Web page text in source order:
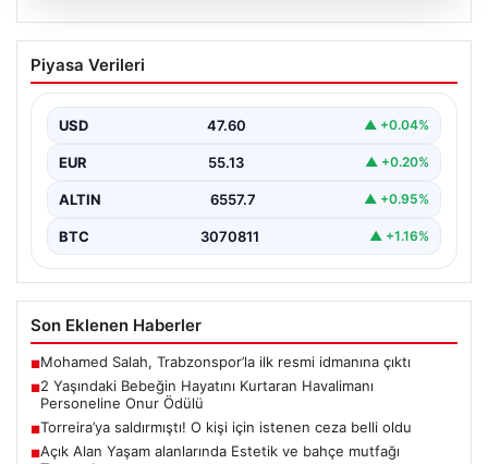
2 Yaşındaki Bebeğin Hayatını Kurtaran
Havalimanı Personeline Onur Ödülü
bir olayda, 2 yaşındaki Liam adlı bebek nefes…
Piyasa Verileri
USD 47.60 ▲ +0.04%
EUR 55.13 ▲ +0.20%
ALTIN 6557.7 ▲ +0.95%
BTC 3070811 ▲ +1.16%
Son Eklenen Haberler
■Mohamed Salah, Trabzonspor’la ilk resmi idmanına çıktı
■2 Yaşındaki Bebeğin Hayatını Kurtaran Havalimanı
Personeline Onur Ödülü
■Torreira’ya saldırmıştı! O kişi için istenen ceza belli oldu
■Açık Alan Yaşam alanlarında Estetik ve bahçe mutfağı